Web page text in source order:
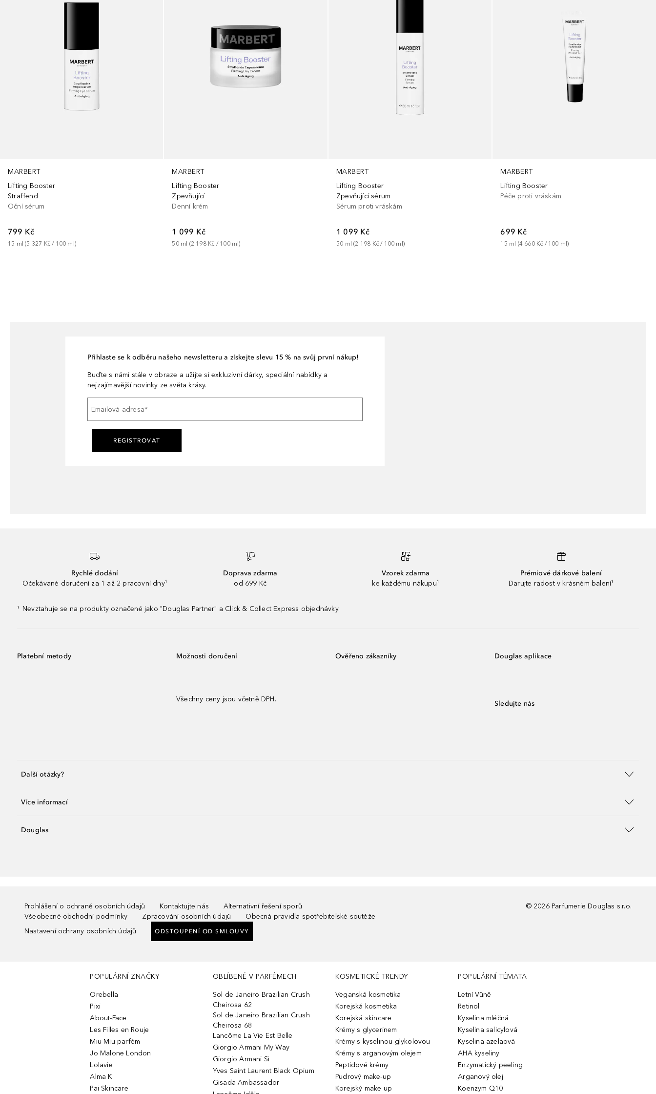
MARBERT
Lifting Booster
Straffend
Oční sérum
799 Kč
15 ml (5 327 Kč / 100 ml )
MARBERT
Lifting Booster
Zpevňující
Denní krém
1 099 Kč
50 ml (2 198 Kč / 100 ml)
MARBERT
Lifting Booster
Zpevňující sérum
Sérum proti vráskám
1 099 Kč
50 ml (2 198 Kč / 100 ml )
MARBERT
Lifting Booster
Péče proti vráskám
699 Kč
15 ml (4 660 Kč / 100 ml)
Přihlaste se k odběru našeho newsletteru a získejte slevu 15 % na svůj první nákup!
Buďte s námi stále v obraze a užijte si exkluzivní dárky, speciální nabídky a
nejzajímavější novinky ze světa krásy.
Emailová adresa*
REGISTROVAT
Rychlé dodání
Očekávané doručení za 1 až 2 pracovní dny¹
Doprava zdarma
od 699 Kč
Vzorek zdarma
ke každému nákupu¹
Prémiové dárkové balení
Darujte radost v krásném balení¹
¹ Nevztahuje se na produkty označené jako "Douglas Partner" a Click & Collect Express objednávky.
Platební metody Možnosti doručení
Všechny ceny jsou včetně DPH.
Ověřeno zákazníky Douglas aplikace
Sledujte nás
Další otázky?
Více informací
Douglas
Prohlášení o ochraně osobních údajů Kontaktujte nás
Alternativní řešení sporů
Všeobecné obchodní podmínky
Zpracování osobních údajů
Obecná pravidla spotřebitelské soutěže
Nastavení ochrany osobních údajů
ODSTOUPENÍ OD SMLOUVY
© 2026 Parfumerie Douglas s.r.o.
POPULÁRNÍ ZNAČKY
Orebella
Pixi
About-Face
Les Filles en Rouje
Miu Miu parfém
Jo Malone London
Lolavie
Alma K
Pai Skincare
OBLÍBENÉ V PARFÉMECH
Sol de Janeiro Brazilian Crush
Cheirosa 62
Sol de Janeiro Brazilian Crush
Cheirosa 68
Lancôme La Vie Est Belle
Giorgio Armani My Way
Giorgio Armani Sì
Yves Saint Laurent Black Opium
Gisada Ambassador
KOSMETICKÉ TRENDY
Veganská kosmetika
Korejská kosmetika
Korejská skincare
Krémy s glycerinem
Krémy s kyselinou glykolovou
Krémy s arganovým olejem
Peptidové krémy
Pudrový make-up
Korejský make up
POPULÁRNÍ TÉMATA
Letní Vůně
Retinol
Kyselina mléčná
Kyselina salicylová
Kyselina azelaová
AHA kyseliny
Enzymatický peeling
Arganový olej
Koenzym Q10